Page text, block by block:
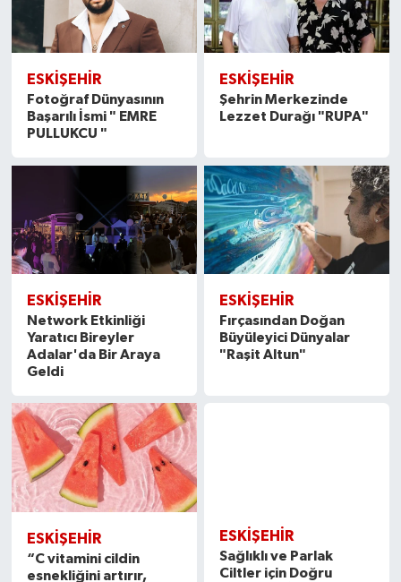
ESKİŞEHİR
Fotoğraf Dünyasının
Başarılı İsmi " EMRE
PULLUKCU "
ESKİŞEHİR
Şehrin Merkezinde
Lezzet Durağı "RUPA"
ESKİŞEHİR
Network Etkinliği
Yaratıcı Bireyler
Adalar'da Bir Araya
Geldi
ESKİŞEHİR
Fırçasından Doğan
Büyüleyici Dünyalar
"Raşit Altun"
ESKİŞEHİR
“C vitamini cildin
esnekliğini artırır,
ESKİŞEHİR
Sağlıklı ve Parlak
Ciltler için Doğru